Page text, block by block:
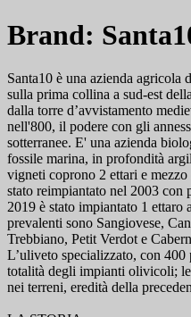
Brand:
Santa10 è una azienda agricola
sulla prima collina a sud-est
dalla torre d’avvistamento
nell'800, il podere con gli
sotterranee. E' una azienda
fossile marina, in profondità
vigneti coprono 2 ettari e
stato reimpiantato nel 2003 con
2019 è stato impiantato 1
prevalenti sono Sangiovese,
Trebbiano, Petit Verdot e
L’uliveto specializzato, con
totalità degli impianti olivicoli; le
nei terreni, eredità della